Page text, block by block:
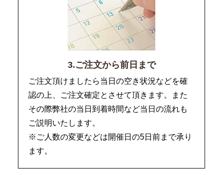
3.ご注文から前日まで
ご注文頂けましたら当日の空き状況などを確
認の上、ご注文確定とさせて頂きます。また
その際弊社の当日到着時間など当日の流れも
ご説明いたします。
※ご人数の変更などは開催日の5日前まで承り
ます。